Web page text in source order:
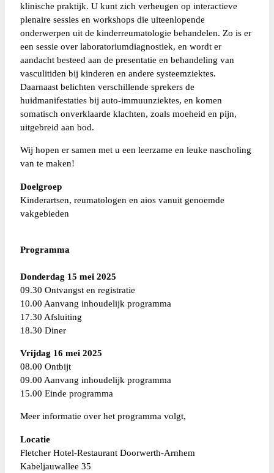
klinische praktijk. U kunt zich verheugen op interactieve
plenaire sessies en workshops die uiteenlopende
onderwerpen uit de kinderreumatologie behandelen. Zo is er
een sessie over laboratoriumdiagnostiek, en wordt er
aandacht besteed aan de presentatie en behandeling van
vasculitiden bij kinderen en andere systeemziektes.
Daarnaast belichten verschillende sprekers de
huidmanifestaties bij auto-immuunziektes, en komen
somatisch onverklaarde klachten, zoals moeheid en pijn,
uitgebreid aan bod.
Wij hopen er samen met u een leerzame en leuke nascholing
van te maken!
Doelgroep
Kinderartsen, reumatologen en aios vanuit genoemde
vakgebieden
Programma
Donderdag 15 mei 2025
09.30 Ontvangst en registratie
10.00 Aanvang inhoudelijk programma
17.30 Afsluiting
18.30 Diner
Vrijdag 16 mei 2025
08.00 Ontbijt
09.00 Aanvang inhoudelijk programma
15.00 Einde programma
Meer informatie over het programma volgt,
Locatie
Fletcher Hotel-Restaurant Doorwerth-Arnhem
Kabeljauwallee 35